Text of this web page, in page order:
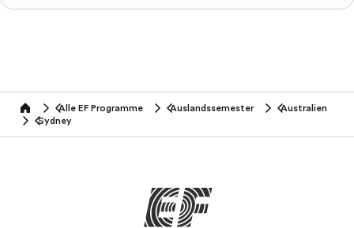
home Alle EF Programme Auslandssemester
Australien
Sydney